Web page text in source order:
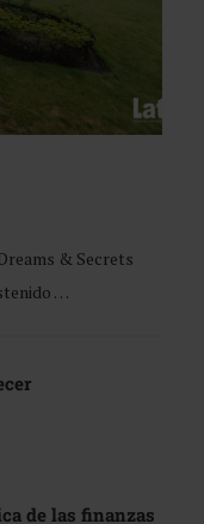
& Secrets
…
de las finanzas